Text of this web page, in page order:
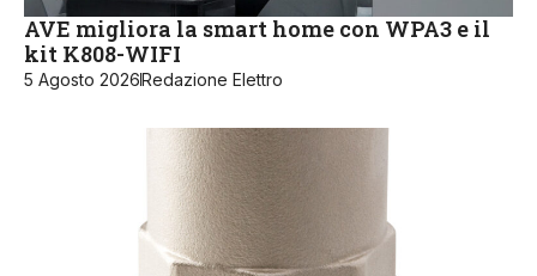
AVE migliora la smart home con WPA3 e il
kit K808-WIFI
5 Agosto 2026Redazione Elettro